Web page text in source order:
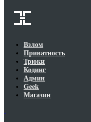
Взлом
Приватность
Трюки
Кодинг
Админ
Geek
Магазин